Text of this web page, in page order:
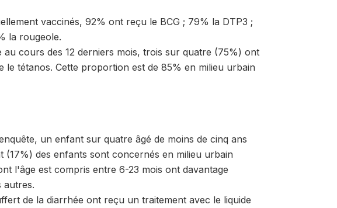
vaccinés, 92% ont reçu le BCG ; 79% la DTP3 ;
la rougeole.
au cours des 12 derniers mois, trois sur quatre (75%) ont
tétanos. Cette proportion est de 85% en milieu urbain
un enfant sur quatre âgé de moins de cinq ans
des enfants sont concernés en milieu urbain
l'âge est compris entre 6-23 mois ont davantage
autres.
de la diarrhée ont reçu un traitement avec le liquide